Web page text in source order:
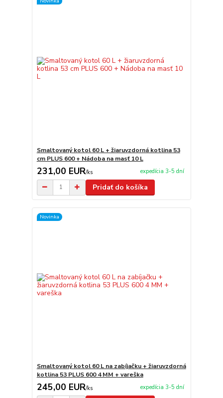
Smaltovaný kotol 60 L + žiaruvzdorná kotlina 53
cm PLUS 600 + Nádoba na masť 10 L
231,00 EUR/ks expedícia 3-5 dní
Pridať do košíka
Novinka
Smaltovaný kotol 60 L na zabíjačku + žiaruvzdorná
kotlina 53 PLUS 600 4 MM + vareška
245,00 EUR/ks expedícia 3-5 dní